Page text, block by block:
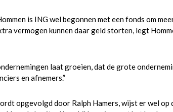
is ING wel begonnen met een fonds om
vermogen kunnen daar geld storten, legt
laat groeien, dat de grote
en afnemers.”
opgevolgd door Ralph Hamers, wijst er wel